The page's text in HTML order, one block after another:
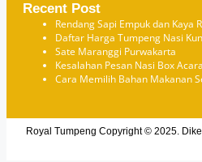
Recent Post
Rendang Sapi Empuk dan Kaya
Daftar Harga Tumpeng Nasi
Sate Maranggi Purwakarta
Kesalahan Pesan Nasi Box Acara
Cara Memilih Bahan Makanan
Royal Tumpeng Copyright © 2025.